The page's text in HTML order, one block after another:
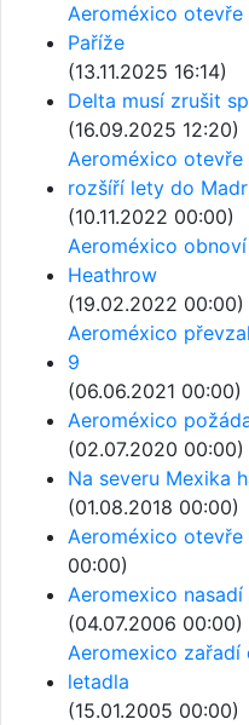
Aeroméxico
Paříže
(13.11.2025 16:14)
Delta musí zrušit
(16.09.2025 12:20)
Aeroméxico
rozšíří lety do
(10.11.2022 00:00)
Aeroméxico
Heathrow
(19.02.2022 00:00)
Aeroméxico
9
(06.06.2021 00:00)
Aeroméxico
(02.07.2020 00:00)
Na severu Mexika
(01.08.2018 00:00)
Aeroméxico
00:00)
Aeromexico
(04.07.2006 00:00)
Aeromexico
letadla
(15.01.2005 00:00)